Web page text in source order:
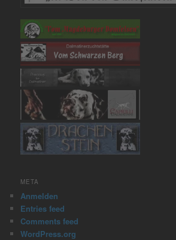
META
Anmelden
Entries feed
Comments feed
WordPress.org